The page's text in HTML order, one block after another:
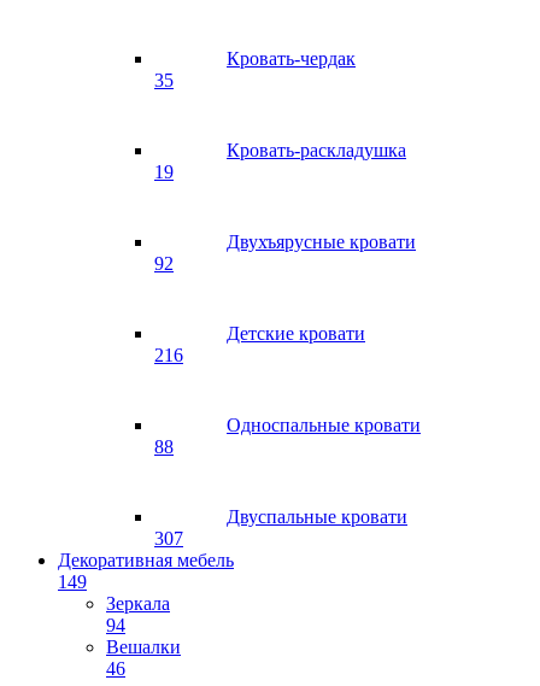
Кровать-чердак
35
Кровать-раскладушка
19
Двухъярусные кровати
92
Детские кровати
216
Односпальные кровати
88
Двуспальные кровати
307
Декоративная мебель
149
Зеркала
94
Вешалки
46